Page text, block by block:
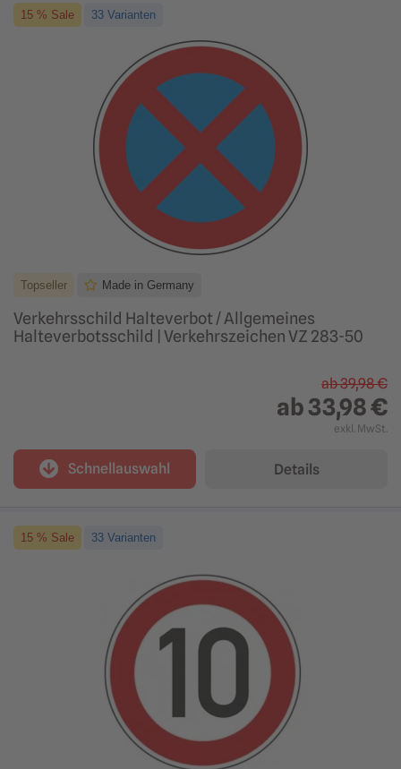
15 % Sale 33 Varianten
Topseller Made in Germany
Verkehrsschild Halteverbot / Allgemeines
Halteverbotsschild | Verkehrszeichen VZ 283-50
ab39,98 €
ab33,98 €
exkl. MwSt.
Schnellauswahl Details
15 % Sale 33 Varianten